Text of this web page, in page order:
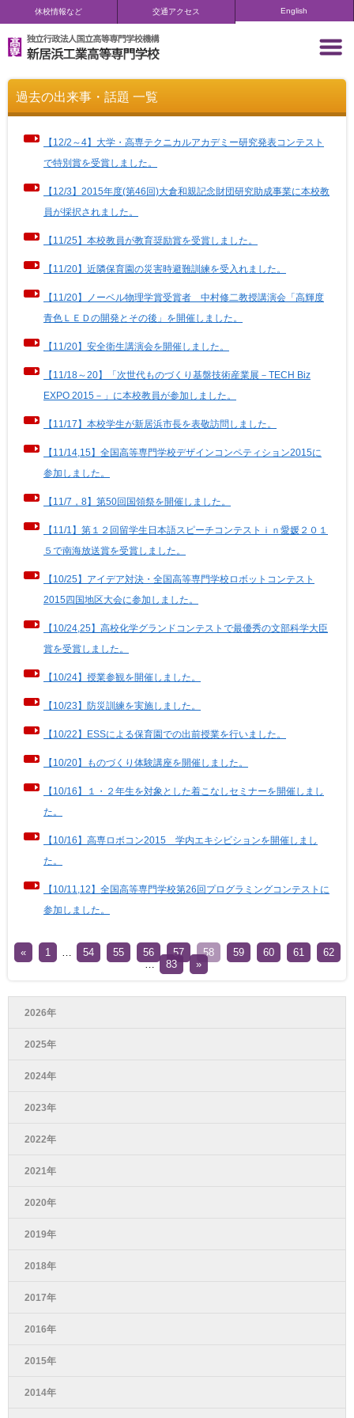
休校情報など 交通アクセス English
過去の出来事・話題 一覧
【12/2～4】大学・高専テクニカルアカデミー研究発表コンテスト
で特別賞を受賞しました。
【12/3】2015年度(第46回)大倉和親記念財団研究助成事業に本校教
員が採択されました。
【11/25】本校教員が教育奨励賞を受賞しました。
【11/20】近隣保育園の災害時避難訓練を受入れました。
【11/20】ノーベル物理学賞受賞者 中村修二教授講演会「高輝度
青色ＬＥＤの開発とその後」を開催しました。
【11/20】安全衛生講演会を開催しました。
【11/18～20】「次世代ものづくり基盤技術産業展－TECH Biz
EXPO 2015－」に本校教員が参加しました。
【11/17】本校学生が新居浜市長を表敬訪問しました。
【11/14,15】全国高等専門学校デザインコンペティション2015に
参加しました。
【11/7，8】第50回国領祭を開催しました。
【11/1】第１２回留学生日本語スピーチコンテストｉｎ愛媛２０１
５で南海放送賞を受賞しました。
【10/25】アイデア対決・全国高等専門学校ロボットコンテスト
2015四国地区大会に参加しました。
【10/24,25】高校化学グランドコンテストで最優秀の文部科学大臣
賞を受賞しました。
【10/24】授業参観を開催しました。
【10/23】防災訓練を実施しました。
【10/22】ESSによる保育園での出前授業を行いました。
【10/20】ものづくり体験講座を開催しました。
【10/16】１・２年生を対象とした着こなしセミナーを開催しまし
た。
【10/16】高専ロボコン2015 学内エキシビションを開催しまし
た。
【10/11,12】全国高等専門学校第26回プログラミングコンテストに
参加しました。
« 1 … 54 55 56 57 58 59 60 61
62
…
83 »
2026年
2025年
2024年
2023年
2022年
2021年
2020年
2019年
2018年
2017年
2016年
2015年
2014年